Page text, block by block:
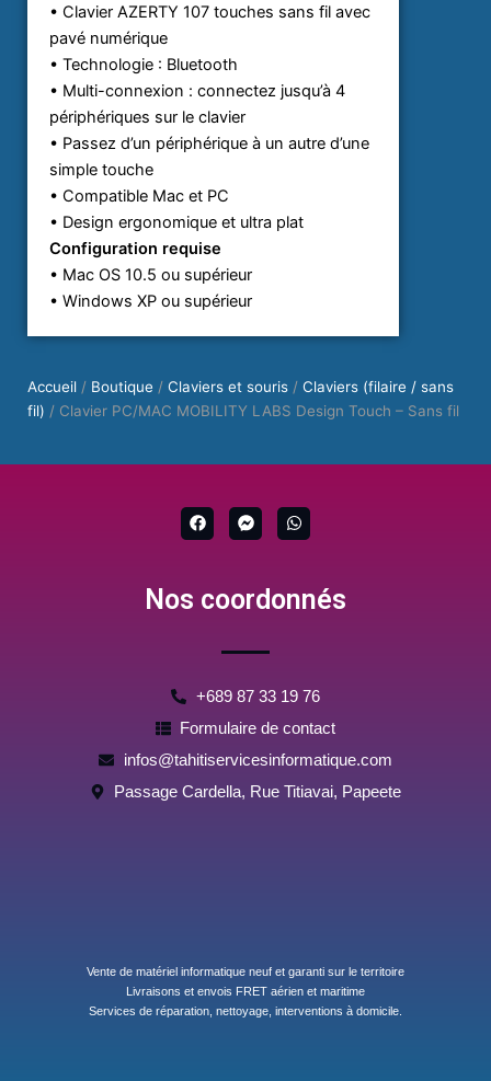
• Clavier AZERTY 107 touches sans fil avec
pavé numérique
• Technologie : Bluetooth
• Multi-connexion : connectez jusqu’à 4
périphériques sur le clavier
• Passez d’un périphérique à un autre d’une
simple touche
• Compatible Mac et PC
• Design ergonomique et ultra plat
Configuration requise
• Mac OS 10.5 ou supérieur
• Windows XP ou supérieur
Accueil/ Boutique / Claviers et souris/ Claviers (filaire / sans
fil) / Clavier PC/MAC MOBILITY LABS Design Touch – Sans fil
Vente de matériel informatique neuf et garanti sur le territoire
Livraisons et envois FRET aérien et maritime
Services de réparation, nettoyage, interventions à domicile.
Nos coordonnés
+689 87 33 19 76
Formulaire de contact
infos@tahitiservicesinformatique.com
Passage Cardella, Rue Titiavai, Papeete
F
a
c
o
o
F
a
c
o
o
s
e
g
r
W
h
a
a
p